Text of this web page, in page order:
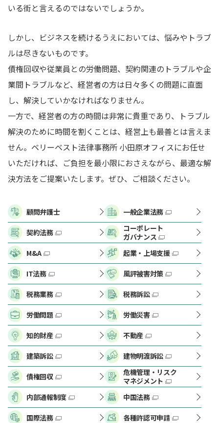
いる街と言えるのではないでしょうか。
しかし、ビジネスを続けるうえにおいては、悩みやトラブ
ルは尽きないものです。
債権回収や従業員との労働問題、契約関連のトラブルや企
業間トラブルなど、経営者の方は日々多くの問題に直面
し、解決していかなければなりません。
一方で、経営者の方の時間は非常に貴重であり、トラブル
解決のために時間を割くことは、経営上も最善とは言えま
せん。ベリーベスト法律事務所 小田原オフィスにお任せ
いただければ、ご負担を最小限におさえながら、最適な解
決方法をご提案いたします。ぜひ、ご相談ください。
顧問弁護士 一般企業法務
契約法務
コーポレート
ガバナンス
M&A
起業・上場支援
IT法務 風評被害対策
税務業務 税務訴訟
労働問題 労働災害
知的財産 不動産
建築訴訟 建物明渡訴訟
債権回収
危機管理・リスク
マネジメント
内部通報制度
中国法務
国際法務 各種許認可申請